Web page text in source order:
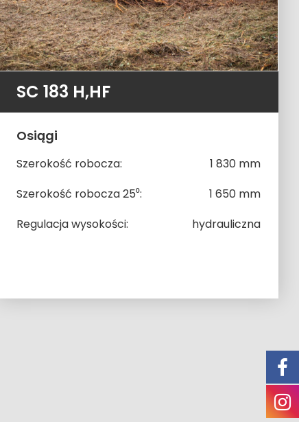
SC 183 H,HF
Osiągi
Szerokość robocza:
1 830 mm
Szerokość robocza 25⁰:
1 650 mm
Regulacja wysokości:
hydrauliczna